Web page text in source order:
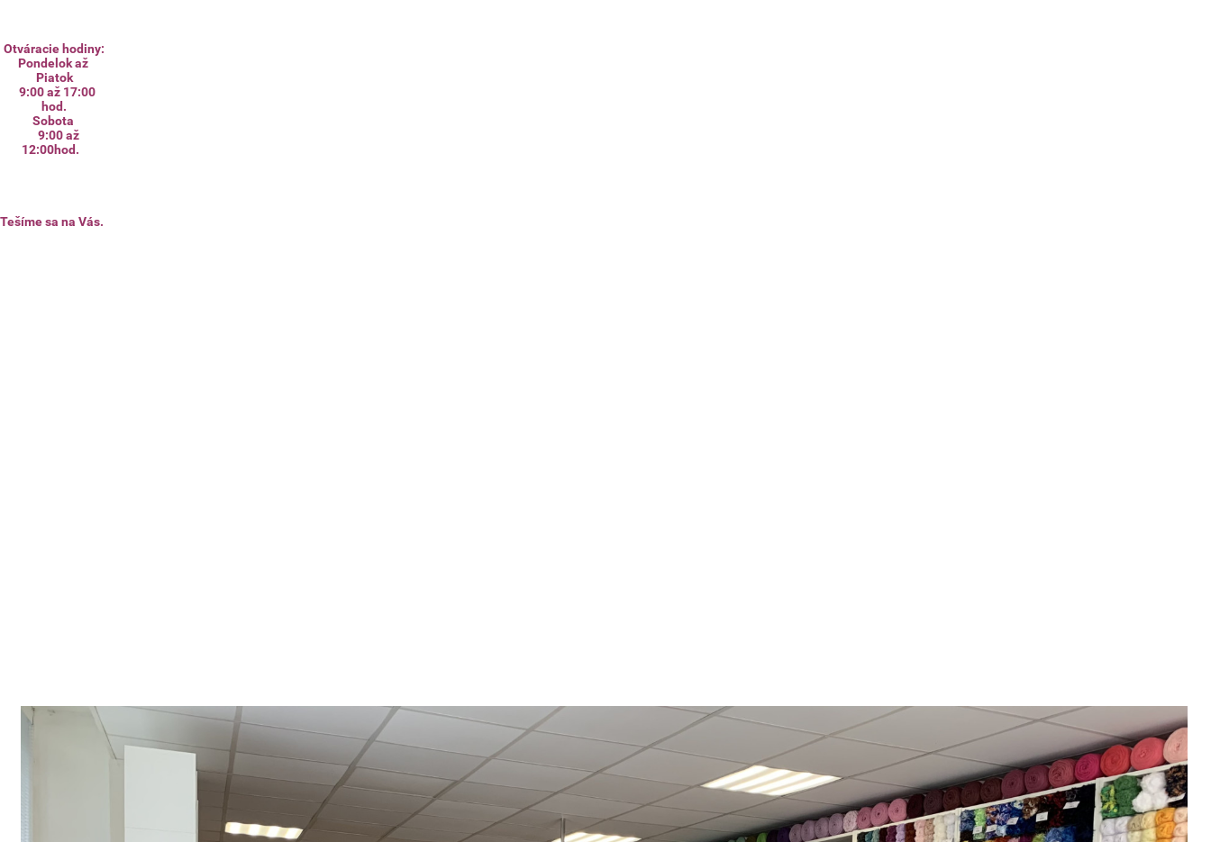
Otváracie hodiny:
Pondelok až
Piatok
9:00 až 17:00
hod.
Sobota
9:00 až
12:00hod.
Tešíme sa na Vás.